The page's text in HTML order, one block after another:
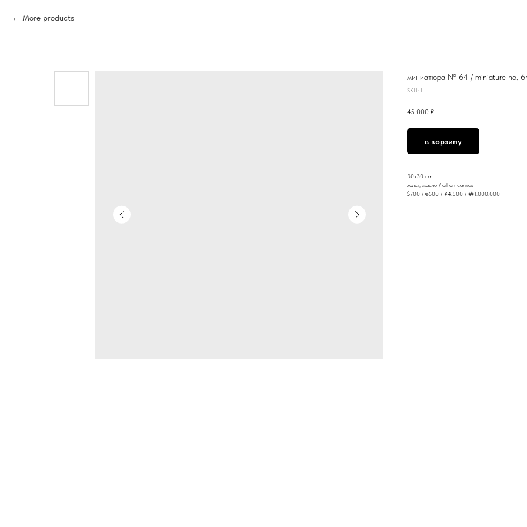
More products
миниатюра № 64 / miniature no.
SKU: I
45 000 ₽
в корзину
30x30 cm
холст, масло / oil on canvas
$700 / €600 / ¥4.500 / ￦1.000.000